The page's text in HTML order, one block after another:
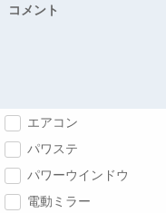
コメント
エアコン
パワステ
パワーウインドウ
電動ミラー